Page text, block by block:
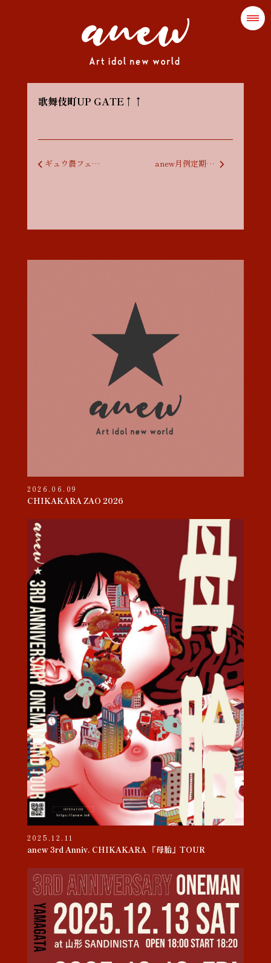
歌舞伎町UP GATE↑↑
投稿ナビゲーション
ギュウ農フェス mini -黄金週間夜の部 anew月例定期公演 CHIKAKARA vol.7
2026.06.09
CHIKAKARA ZAO 2026
2025.12.11
anew 3rd Anniv. CHIKAKARA 『母胎』TOUR